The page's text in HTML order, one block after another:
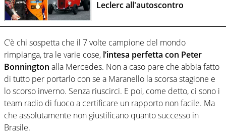
Leclerc all'autoscontro
C’è chi sospetta che il 7 volte campione del mondo
rimpianga, tra le varie cose, l’intesa perfetta con Peter
Bonnington alla Mercedes. Non a caso pare che abbia fatto
di tutto per portarlo con se a Maranello la scorsa stagione e
lo scorso inverno. Senza riuscirci. E poi, come detto, ci sono i
team radio di fuoco a certificare un rapporto non facile. Ma
che assolutamente non giustificano quanto successo in
Brasile.